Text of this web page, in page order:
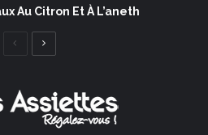
Au Citron Et À L’aneth
Page